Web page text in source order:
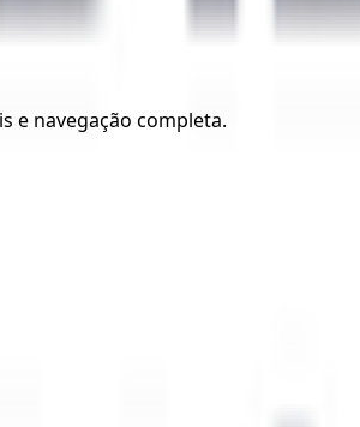
e navegação completa.